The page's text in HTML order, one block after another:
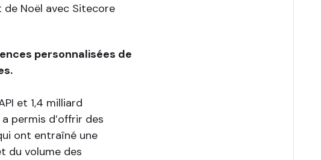
Noël avec Sitecore
personnalisées de
et 1,4 milliard
permis d’offrir des
ont entraîné une
du volume des